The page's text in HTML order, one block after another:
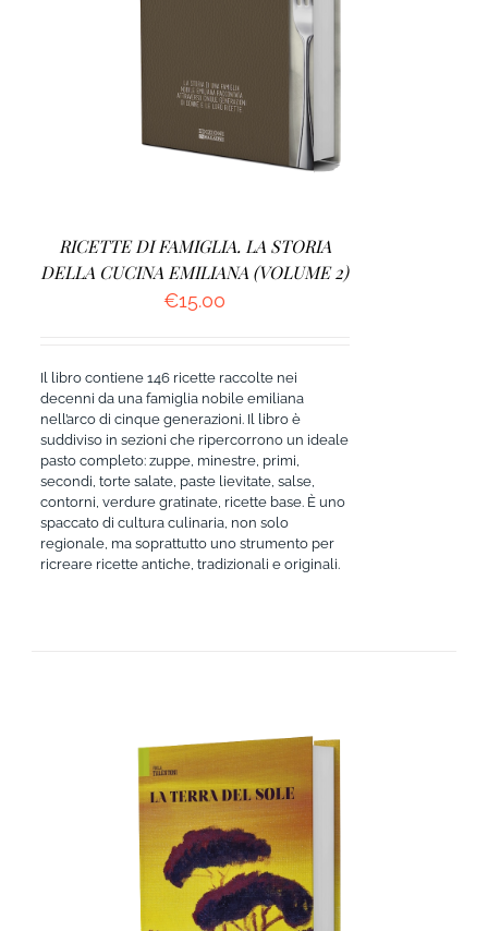
/
RICETTE DI FAMIGLIA. LA STORIA
DELLA CUCINA EMILIANA (VOLUME 2)
€15.00
Il libro contiene 146 ricette raccolte nei
decenni da una famiglia nobile emiliana
nell’arco di cinque generazioni. Il libro è
suddiviso in sezioni che ripercorrono un ideale
pasto completo: zuppe, minestre, primi,
secondi, torte salate, paste lievitate, salse,
contorni, verdure gratinate, ricette base. È uno
spaccato di cultura culinaria, non solo
regionale, ma soprattutto uno strumento per
ricreare ricette antiche, tradizionali e originali.
AGGIUNGI AL CARRELLO /